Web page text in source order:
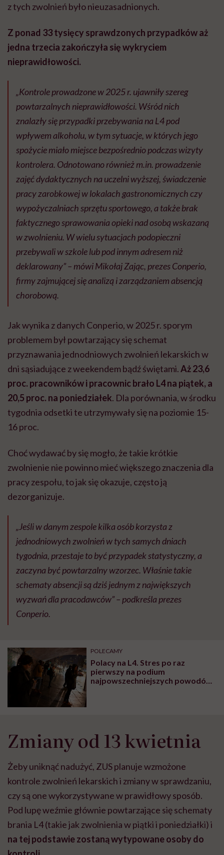
z tych zwolnień było nieuzasadnionych.
Z ponad 33 tysięcy sprawdzonych przypadków aż
jedna trzecia zakończyła się wykryciem
nieprawidłowości.
„Kontrole prowadzone w 2025 r. ujawniły szereg
powtarzalnych nieprawidłowości. Wśród nich
znalazły się przypadki przebywania na L4 pod
wpływem alkoholu, w tym sytuacje, w których jego
spożycie miało miejsce bezpośrednio podczas wizyty
kontrolera. Odnotowano również m.in. prowadzenie
zajęć dydaktycznych na uczelni wyższej, świadczenie
pracy zarobkowej w lokalach gastronomicznych czy
wypożyczalniach sprzętu sportowego, a także brak
faktycznego sprawowania opieki nad osobą wskazaną
w zwolnieniu. W wielu sytuacjach podopieczni
przebywali w szkole lub pod innym adresem niż
deklarowany” – mówi Mikołaj Zając, prezes Conperio,
firmy zajmującej się analizą i zarządzaniem absencją
chorobową.
Jak wynika z danych Conperio, w 2025 r. sporym
problemem był powtarzający się schemat
przyznawania jednodniowych zwolnień lekarskich w
dni sąsiadujące z weekendem bądź świętami.Aż 23,6
proc. pracowników i pracownic brało L4 na piątek, a
20,5 proc. na poniedziałek. Dla porównania, w środku
tygodnia odsetki te utrzymywały się na poziomie 15-
16 proc.
Choć wydawać by się mogło, że takie krótkie
zwolnienie nie powinno mieć większego znaczenia dla
pracy zespołu, to jak się okazuje, często ją
dezorganizuje.
„Jeśli w danym zespole kilka osób korzysta z
jednodniowych zwolnień w tych samych dniach
tygodnia, przestaje to być przypadek statystyczny, a
zaczyna być powtarzalny wzorzec. Właśnie takie
schematy absencji są dziś jednym z największych
wyzwań dla pracodawców” – podkreśla prezes
Conperio.
POLECAMY
Polacy na L4. Stres po raz
pierwszy na podium
najpowszechniejszych powodów
Zmiany od 13 kwietnia
Żeby uniknąć nadużyć, ZUS planuje wzmożone
kontrole zwolnień lekarskich i zmiany w sprawdzaniu,
czy są one wykorzystywane w prawidłowy sposób.
Pod lupę weźmie głównie powtarzające się schematy
brania L4 (takie jak zwolnienia w piątki i poniedziałki) i
na tej podstawie zostaną wytypowane osoby do